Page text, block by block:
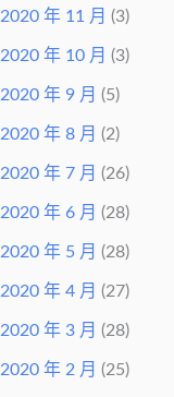
2020 年 11 月 (3)
2020 年 10 月 (3)
2020 年 9 月 (5)
2020 年 8 月 (2)
2020 年 7 月 (26)
2020 年 6 月 (28)
2020 年 5 月 (28)
2020 年 4 月 (27)
2020 年 3 月 (28)
2020 年 2 月 (25)